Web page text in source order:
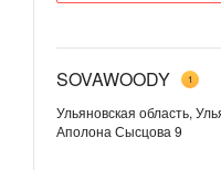
SOVAWOODY 1
Ульяновская область,
Аполона Сысцова 9